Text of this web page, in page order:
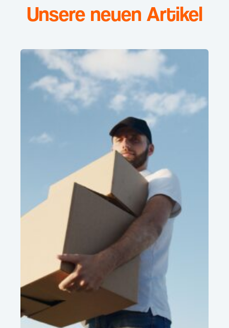
Unsere neuen Artikel